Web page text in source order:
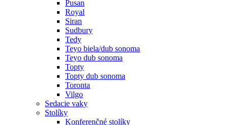
Pusan
Royal
Siran
Sudbury
Tedy
Teyo biela/dub sonoma
Teyo dub sonoma
Topty
Topty dub sonoma
Toronta
Vilgo
Sedacie vaky
Stolíky
Konferenčné stolíky